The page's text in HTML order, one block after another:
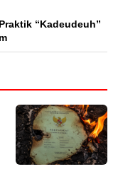
“Kadeudeuh”